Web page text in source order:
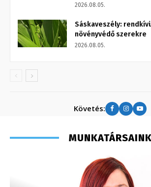
2026.08.05.
Sáskaveszély:
növényvédő szerekre
2026.08.05.
Követés:
MUNKATÁRSAINK